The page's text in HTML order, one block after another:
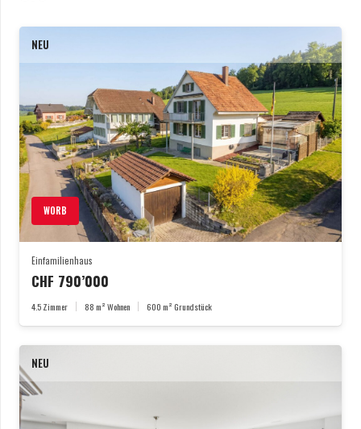
NEU
WORB
Einfamilienhaus
CHF 790’000
4.5Zimmer 88m² Wohnen 600m² Grundstück
NEU